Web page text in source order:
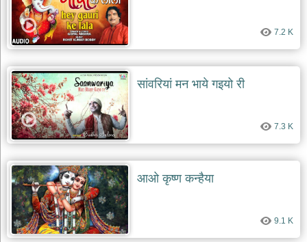
7.2 K
सांवरियां मन भाये गइयो री
7.3 K
आओ कृष्ण कन्हैया
9.1 K